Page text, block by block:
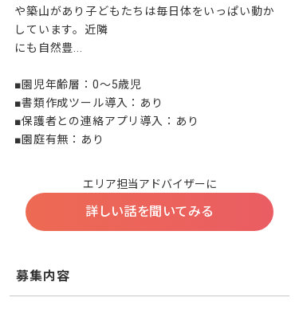
や築山があり子どもたちは毎日体をいっぱい動か
しています。近隣
にも自然豊...
■園児年齢層：0～5歳児
■書類作成ツール導入：あり
■保護者との連絡アプリ導入：あり
■園庭有無：あり
エリア担当アドバイザーに
詳しい話を聞いてみる
募集内容